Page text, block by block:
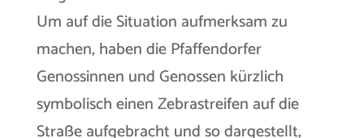
Um auf die Situation aufmerksam zu
machen, haben die Pfaffendorfer
Genossinnen und Genossen kürzlich
symbolisch einen Zebrastreifen auf die
Straße aufgebracht und so dargestellt,